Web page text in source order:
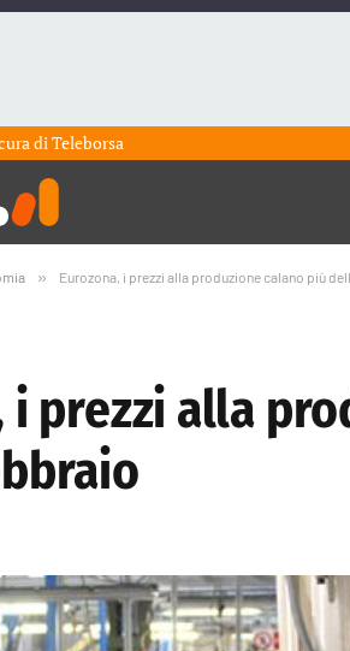
diTeleborsa
» Eurozona, i prezzi alla produzione calano più
i prezzi alla